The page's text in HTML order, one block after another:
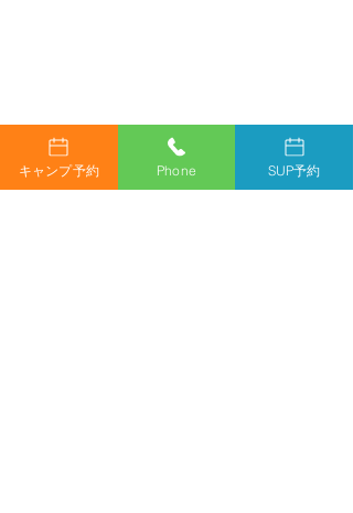
キャンプ予約 Phone SUP予約